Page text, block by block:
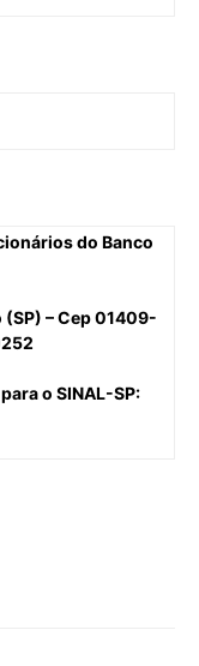
do Banco
(SP) – Cep 01409-
o SINAL-SP: